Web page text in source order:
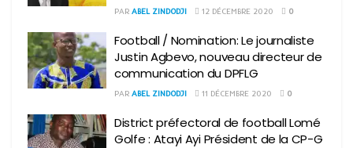
PAR ABEL ZINDODJI 12 DÉCEMBRE 2020 0
Football / Nomination: Le journaliste
Justin Agbevo, nouveau directeur de
communication du DPFLG
PAR ABEL ZINDODJI 11 DÉCEMBRE 2020 0
District préfectoral de football Lomé
Golfe : Atayi Ayi Président de la CP-G